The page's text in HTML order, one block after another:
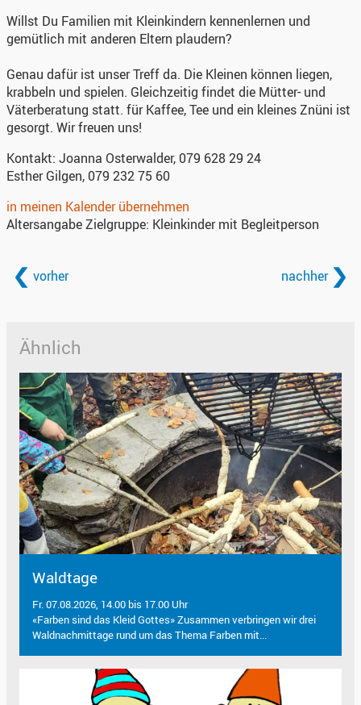
Willst Du Familien mit Kleinkindern kennenlernen und
gemütlich mit anderen Eltern plaudern?
Genau dafür ist unser Treff da. Die Kleinen können liegen,
krabbeln und spielen. Gleichzeitig findet die Mütter- und
Väterberatung statt. für Kaffee, Tee und ein kleines Znüni ist
gesorgt. Wir freuen uns!
Kontakt: Joanna Osterwalder, 079 628 29 24
Esther Gilgen, 079 232 75 60
in meinen Kalender übernehmen
Altersangabe Zielgruppe: Kleinkinder mit Begleitperson
vorher nachher
Ähnlich
Waldtage
Fr. 07.08.2026, 14.00 bis 17.00 Uhr
«Farben sind das Kleid Gottes» Zusammen verbringen wir drei
Waldnachmittage rund um das Thema Farben mit...